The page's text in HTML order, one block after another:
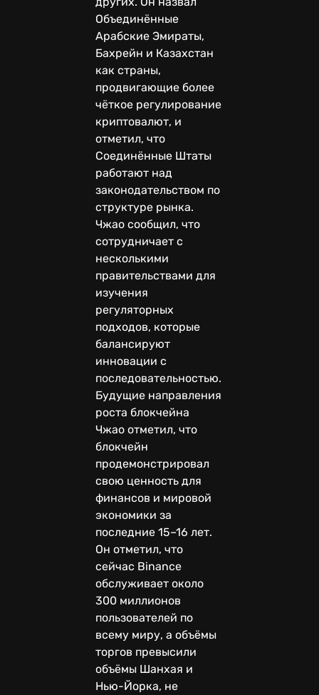
Объединённые
Арабские Эмираты,
Бахрейн и Казахстан
как страны,
продвигающие более
чёткое регулирование
криптовалют, и
отметил, что
Соединённые Штаты
работают над
законодательством по
структуре рынка.
Чжао сообщил, что
сотрудничает с
несколькими
правительствами для
изучения
регуляторных
подходов, которые
балансируют
инновации с
последовательностью.
Будущие направления
роста блокчейна
Чжао отметил, что
блокчейн
продемонстрировал
свою ценность для
финансов и мировой
экономики за
последние 15–16 лет.
Он отметил, что
сейчас Binance
обслуживает около
300 миллионов
пользователей по
всему миру, а объёмы
торгов превысили
объёмы Шанхая и
Нью-Йорка, не